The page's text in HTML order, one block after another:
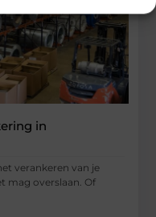
in
verankeren van je
mag overslaan. Of